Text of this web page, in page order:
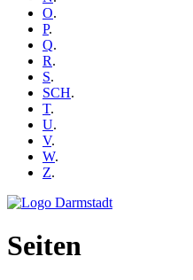
O.
P.
Q.
R.
S.
SCH.
T.
U.
V.
W.
Z.
Seiten